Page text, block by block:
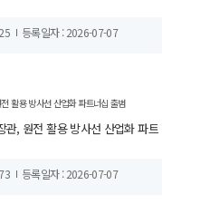
등록일자 : 2026-07-07
관, 원전 활용 방사선 산업화 파트
등록일자 : 2026-07-07